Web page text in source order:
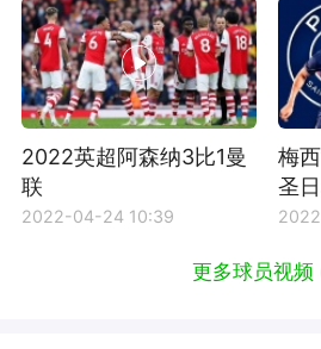
2022英超阿森纳3比1曼
联
2022-04-24 10:39
梅
圣
冠
更多球员视频